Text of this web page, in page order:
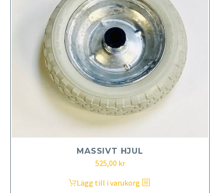
MASSIVT HJUL
525,00 kr
Lägg till i varukorg